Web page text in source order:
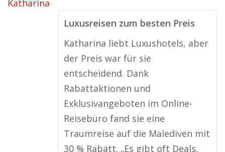
Luxusreisen zum besten Preis
Katharina liebt Luxushotels, aber
der Preis war für sie
entscheidend. Dank
Rabattaktionen und
Exklusivangeboten im Online-
Reisebüro fand sie eine
Traumreise auf die Malediven mit
30 % Rabatt. „Es gibt oft Deals,